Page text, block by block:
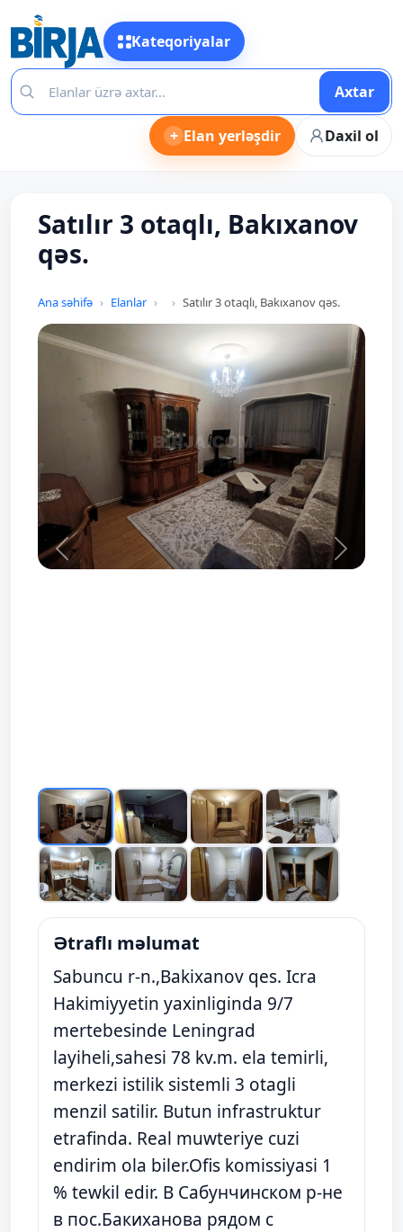
Kateqoriyalar
Axtar
+ Elan yerləşdir Daxil ol
Satılır 3 otaqlı, Bakıxanov
qəs.
Ana səhifə Elanlar Satılır 3 otaqlı, Bakıxanov qəs.
Prev Next
Ətraflı məlumat
Sabuncu r-n.,Bakixanov qes. Icra
Hakimiyyetin yaxinliginda 9/7
mertebesinde Leningrad
layiheli,sahesi 78 kv.m. ela temirli,
merkezi istilik sistemli 3 otagli
menzil satilir. Butun infrastruktur
etrafinda. Real muwteriye cuzi
endirim ola biler.Ofis komissiyasi 1
% tewkil edir. В Сабунчинском р-не
в пос.Бакиханова рядом с